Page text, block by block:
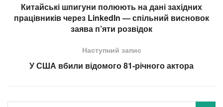
Китайські шпигуни полюють на дані західних
працівників через LinkedIn — спільний висновок
заява п’яти розвідок
Наступний запис
У США вбили відомого 81-річного актора